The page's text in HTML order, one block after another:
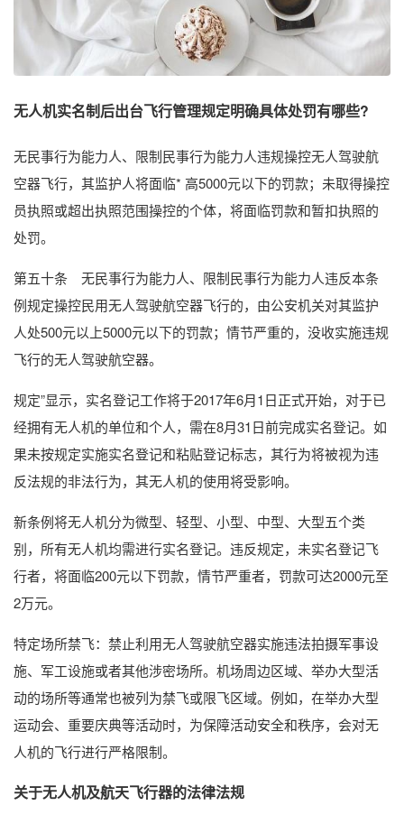
无人机实名制后出台飞行管理规定明确具体处罚有哪些?
无民事行为能力人、限制民事行为能力人违规操控无人驾驶航
空器飞行，其监护人将面临* 高5000元以下的罚款；未取得操控
员执照或超出执照范围操控的个体，将面临罚款和暂扣执照的
处罚。
第五十条 无民事行为能力人、限制民事行为能力人违反本条
例规定操控民用无人驾驶航空器飞行的，由公安机关对其监护
人处500元以上5000元以下的罚款；情节严重的，没收实施违规
飞行的无人驾驶航空器。
规定”显示，实名登记工作将于2017年6月1日正式开始，对于已
经拥有无人机的单位和个人，需在8月31日前完成实名登记。如
果未按规定实施实名登记和粘贴登记标志，其行为将被视为违
反法规的非法行为，其无人机的使用将受影响。
新条例将无人机分为微型、轻型、小型、中型、大型五个类
别，所有无人机均需进行实名登记。违反规定，未实名登记飞
行者，将面临200元以下罚款，情节严重者，罚款可达2000元至
2万元。
特定场所禁飞：禁止利用无人驾驶航空器实施违法拍摄军事设
施、军工设施或者其他涉密场所。机场周边区域、举办大型活
动的场所等通常也被列为禁飞或限飞区域。例如，在举办大型
运动会、重要庆典等活动时，为保障活动安全和秩序，会对无
人机的飞行进行严格限制。
关于无人机及航天飞行器的法律法规